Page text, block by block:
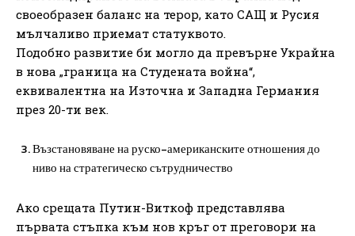
своеобразен баланс на терор, като САЩ и Русия
мълчаливо приемат статуквото.
Подобно развитие би могло да превърне Украйна
в нова „граница на Студената война“,
еквивалентна на Източна и Западна Германия
през 20-ти век.
Възстановяване на руско-американските отношения до
ниво на стратегическо сътрудничество
Ако срещата Путин-Виткоф представлява
първата стъпка към нов кръг от преговори на